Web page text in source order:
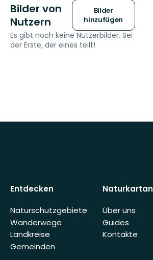
Bilder von
Nutzern
Bilder
hinzufügen
Es gibt noch keine Nutzerbilder. Sei
der Erste, der eines teilt!
Entdecken
Naturschutzgebiete
Wanderwege
Landkreise
Gemeinden
Naturkartan
Über uns
Guides
Kontakte